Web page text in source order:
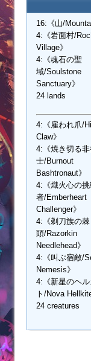
16:《山/
4:《岩面村/
Village》
4:《魂石の聖
域/Soulstone
Sanctuary》
24 lands
4:《雇われ爪/
Claw》
4:《焼き切る
士/Burnout
Bashtronaut》
4:《熾火心の
者/Emberheart
Challenger》
4:《剃刀族の棘
頭/Razorkin
Needlehead》
4:《叫ぶ宿敵/
Nemesis》
4:《新星のヘル
ト/Nova Hellkite
24 creatures